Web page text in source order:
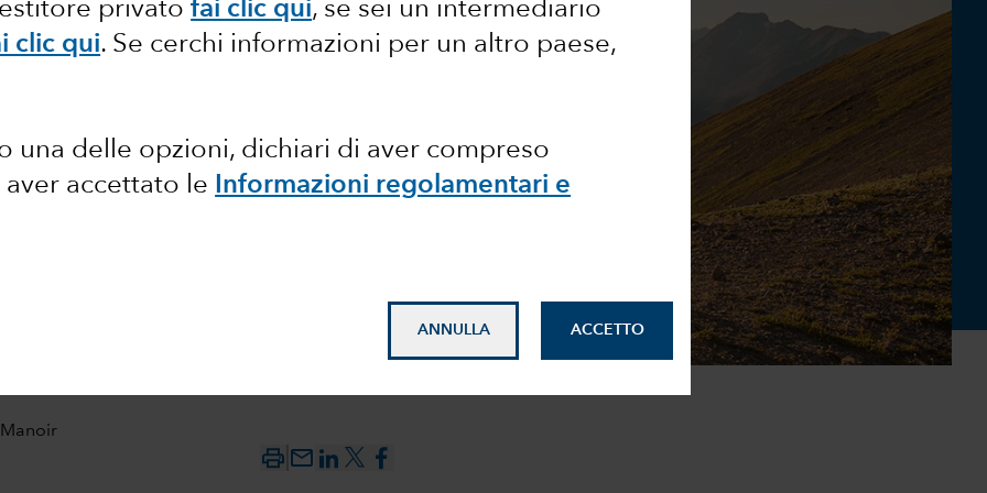
privatofai clic qui, se sei un intermediario
clic qui. Se cerchi informazioni per un altro paese,
una delle opzioni, dichiari di aver compreso
accettato le Informazioni regolamentari e
ANNULLA ACCETTO
per un
mail_outline